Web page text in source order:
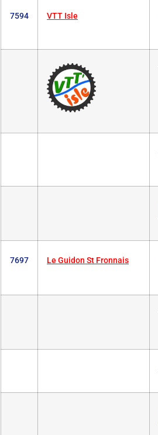
7594 VTT Isle
7697 Le Guidon St Fronnais